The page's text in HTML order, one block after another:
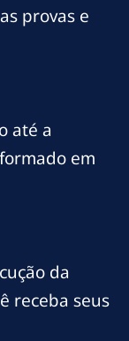
provas e
até a
em
da
receba seus